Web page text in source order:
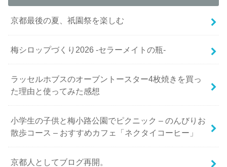
京都最後の夏、祇園祭を楽しむ
梅シロップづくり2026 -セラーメイトの瓶-
ラッセルホブスのオーブントースター4枚焼きを買っ
た理由と使ってみた感想
小学生の子供と梅小路公園でピクニック – のんびりお
散歩コース – おすすめカフェ「ネクタイコーヒー」
京都人としてブログ再開。